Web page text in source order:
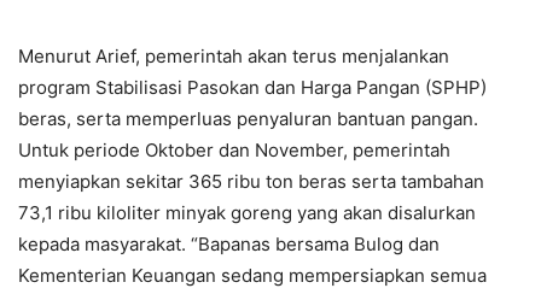
Menurut Arief, pemerintah akan terus menjalankan
program Stabilisasi Pasokan dan Harga Pangan (SPHP)
beras, serta memperluas penyaluran bantuan pangan.
Untuk periode Oktober dan November, pemerintah
menyiapkan sekitar 365 ribu ton beras serta tambahan
73,1 ribu kiloliter minyak goreng yang akan disalurkan
kepada masyarakat. “Bapanas bersama Bulog dan
Kementerian Keuangan sedang mempersiapkan semua